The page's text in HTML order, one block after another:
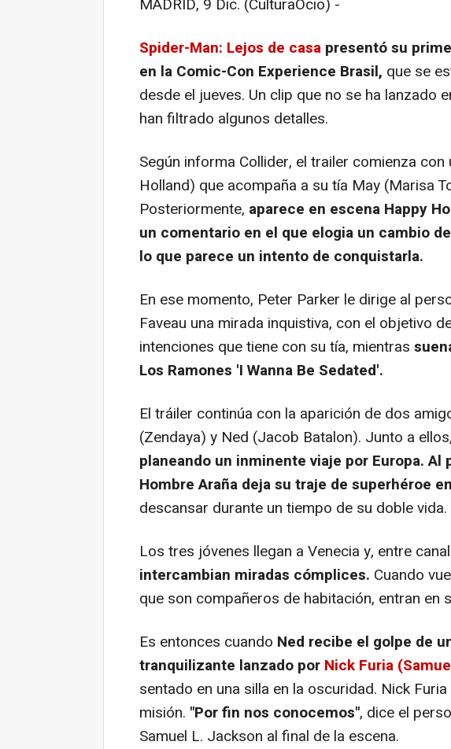
MADRID, 9 Dic. (CulturaOcio) -
Spider-Man: Lejos de casa presentó su
en la Comic-Con Experience Brasil, que se
desde el jueves. Un clip que no se ha lanzado
han filtrado algunos detalles.
Según informa Collider, el trailer comienza
Holland) que acompaña a su tía May (Marisa
Posteriormente, aparece en escena Happy
un comentario en el que elogia un cambio
lo que parece un intento de conquistarla.
En ese momento, Peter Parker le dirige al
Faveau una mirada inquistiva, con el objetivo
intenciones que tiene con su tía, mientras
Los Ramones 'I Wanna Be Sedated'.
El tráiler continúa con la aparición de dos
(Zendaya) y Ned (Jacob Batalon). Junto a ellos,
planeando un inminente viaje por Europa. Al
Hombre Araña deja su traje de superhéroe
descansar durante un tiempo de su doble vida.
Los tres jóvenes llegan a Venecia y, entre
intercambian miradas cómplices. Cuando
que son compañeros de habitación, entran en
Es entonces cuando Ned recibe el golpe de
tranquilizante lanzado por Nick Furia
sentado en una silla en la oscuridad. Nick
misión. "Por fin nos conocemos", dice el
Samuel L. Jackson al final de la escena.